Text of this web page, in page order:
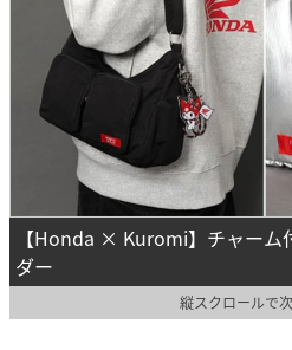
【Honda × Kuromi】チャーム
ダー
縦スクロールで